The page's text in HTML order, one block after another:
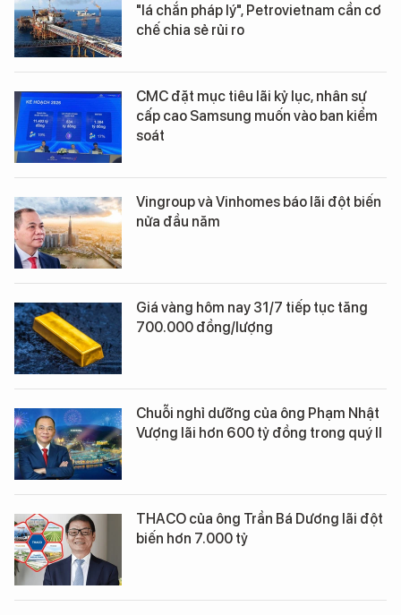
"lá chắn pháp lý", Petrovietnam cần cơ
chế chia sẻ rủi ro
CMC đặt mục tiêu lãi kỷ lục, nhân sự
cấp cao Samsung muốn vào ban kiểm
soát
Vingroup và Vinhomes báo lãi đột biến
nửa đầu năm
Giá vàng hôm nay 31/7 tiếp tục tăng
700.000 đồng/lượng
Chuỗi nghỉ dưỡng của ông Phạm Nhật
Vượng lãi hơn 600 tỷ đồng trong quý II
THACO của ông Trần Bá Dương lãi đột
biến hơn 7.000 tỷ